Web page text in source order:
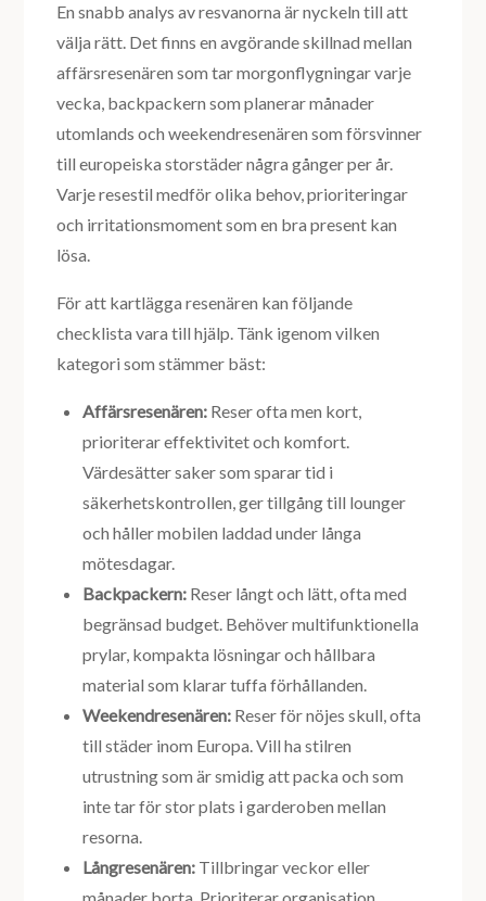
En snabb analys av resvanorna är nyckeln till att
välja rätt. Det finns en avgörande skillnad mellan
affärsresenären som tar morgonflygningar varje
vecka, backpackern som planerar månader
utomlands och weekendresenären som försvinner
till europeiska storstäder några gånger per år.
Varje resestil medför olika behov, prioriteringar
och irritationsmoment som en bra present kan
lösa.
För att kartlägga resenären kan följande
checklista vara till hjälp. Tänk igenom vilken
kategori som stämmer bäst:
Affärsresenären: Reser ofta men kort,
prioriterar effektivitet och komfort.
Värdesätter saker som sparar tid i
säkerhetskontrollen, ger tillgång till lounger
och håller mobilen laddad under långa
mötesdagar.
Backpackern: Reser långt och lätt, ofta med
begränsad budget. Behöver multifunktionella
prylar, kompakta lösningar och hållbara
material som klarar tuffa förhållanden.
Weekendresenären: Reser för nöjes skull, ofta
till städer inom Europa. Vill ha stilren
utrustning som är smidig att packa och som
inte tar för stor plats i garderoben mellan
resorna.
Långresenären: Tillbringar veckor eller